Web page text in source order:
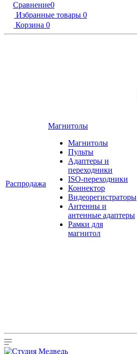
Сравнение0
Избранные товары 0
Корзина 0
Распродажа
Магнитолы
Магнитолы
Пульты
Адаптеры и
переходники
ISO-переходники
Коннектор
Видеорегистраторы
Антенны и
антенные адаптеры
Рамки для
магнитол